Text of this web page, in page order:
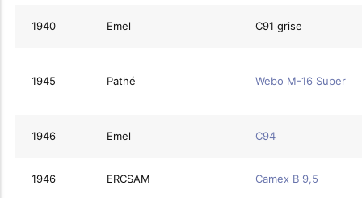
1940 Emel C91 grise
1945 Pathé Webo M-16 Super
1946 Emel C94
1946 ERCSAM Camex B 9,5